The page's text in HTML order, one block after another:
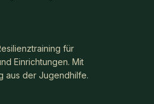
für
Einrichtungen. Mit
aus der Jugendhilfe.